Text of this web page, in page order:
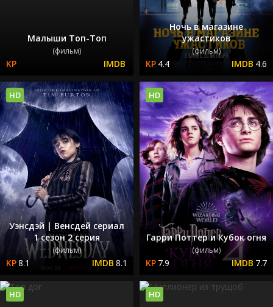
Малыши Топ-Топ
(фильм)
Ночь в магазине
ужастиков
(фильм)
4.4 4.6
Уэнсдэй | Венсдей сериал
1 сезон 2 серия
(фильм)
8.1 8.1
HD
Гарри Поттер и Кубок огня
(фильм)
7.9 7.7
HD
HD HD